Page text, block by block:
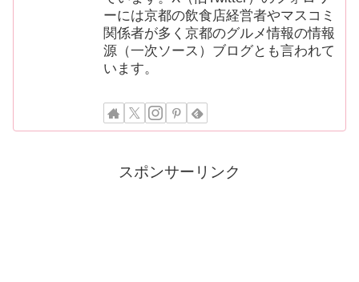
ーには京都の飲食店経営者やマスコミ
関係者が多く京都のグルメ情報の情報
源（一次ソース）ブログとも言われて
います。
スポンサーリンク